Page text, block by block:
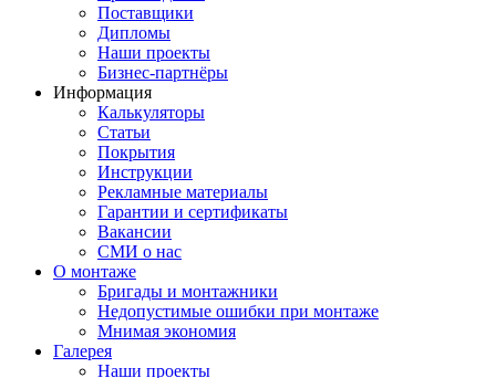
Поставщики
Дипломы
Наши проекты
Бизнес-партнёры
Информация
Калькуляторы
Статьи
Покрытия
Инструкции
Рекламные материалы
Гарантии и сертификаты
Вакансии
СМИ о нас
О монтаже
Бригады и монтажники
Недопустимые ошибки при монтаже
Мнимая экономия
Галерея
Наши проекты